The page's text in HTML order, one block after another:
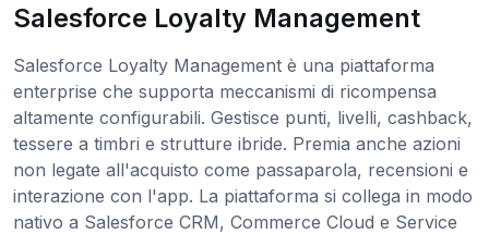
Salesforce Loyalty Management
Salesforce Loyalty Management è una piattaforma
enterprise che supporta meccanismi di ricompensa
altamente configurabili. Gestisce punti, livelli, cashback,
tessere a timbri e strutture ibride. Premia anche azioni
non legate all'acquisto come passaparola, recensioni e
interazione con l'app. La piattaforma si collega in modo
nativo a Salesforce CRM, Commerce Cloud e Service